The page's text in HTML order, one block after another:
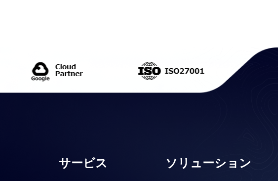
サービス ソリューション